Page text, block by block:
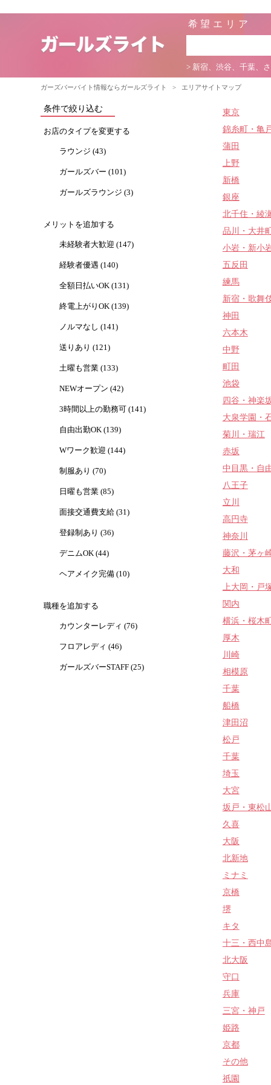
希望エリア
> 新宿、渋谷、千葉、
ガーズバーバイト情報ならガールズライト > エリアサイトマップ
条件で絞り込む
お店のタイプを変更する
ラウンジ (43)
ガールズバー (101)
ガールズラウンジ (3)
メリットを追加する
未経験者大歓迎 (147)
経験者優遇 (140)
全額日払いOK (131)
終電上がりOK (139)
ノルマなし (141)
送りあり (121)
土曜も営業 (133)
NEWオープン (42)
3時間以上の勤務可 (141)
自由出勤OK (139)
Wワーク歓迎 (144)
制服あり (70)
日曜も営業 (85)
面接交通費支給 (31)
登録制あり (36)
デニムOK (44)
ヘアメイク完備 (10)
職種を追加する
カウンターレディ (76)
フロアレディ (46)
ガールズバーSTAFF (25)
東京
錦糸町・亀
蒲田
上野
新橋
銀座
北千住・綾
品川・大井
小岩・新小
五反田
練馬
新宿・歌舞
神田
六本木
中野
町田
池袋
四谷・神楽
大泉学園・
菊川・瑞江
赤坂
中目黒・自
八王子
立川
高円寺
神奈川
藤沢・茅ヶ
大和
上大岡・戸
関内
横浜・桜木町
厚木
川崎
相模原
千葉
船橋
津田沼
松戸
千葉
埼玉
大宮
坂戸・東松
久喜
大阪
北新地
ミナミ
京橋
堺
キタ
十三・西中
北大阪
守口
兵庫
三宮・神戸
姫路
京都
その他
祇園